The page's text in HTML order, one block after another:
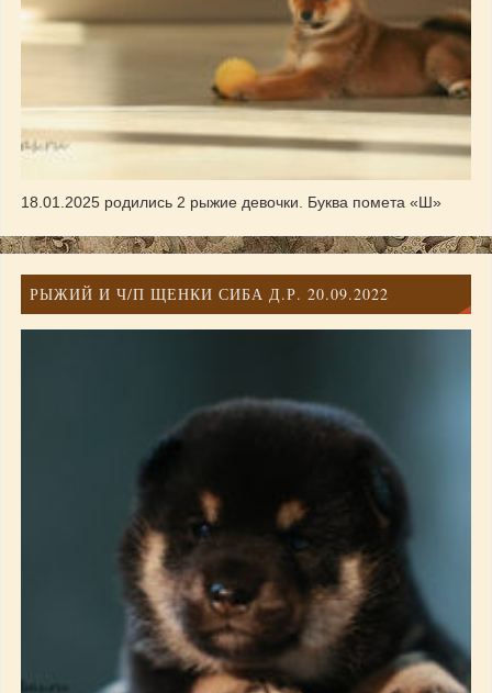
18.01.2025 родились 2 рыжие девочки. Буква помета «Ш»
РЫЖИЙ И Ч/П ЩЕНКИ СИБА Д.Р. 20.09.2022